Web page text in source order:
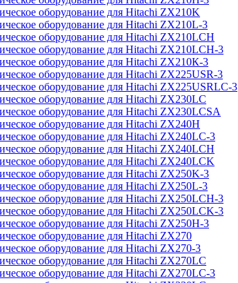
оборудование для Hitachi ZX210K
оборудование для Hitachi ZX210L-3
оборудование для Hitachi ZX210LCH
оборудование для Hitachi ZX210LCH-3
оборудование для Hitachi ZX210К-3
оборудование для Hitachi ZX225USR-3
оборудование для Hitachi ZX225USRLC-3
оборудование для Hitachi ZX230LC
оборудование для Hitachi ZX230LCSA
оборудование для Hitachi ZX240H
оборудование для Hitachi ZX240LC-3
оборудование для Hitachi ZX240LCH
оборудование для Hitachi ZX240LCK
оборудование для Hitachi ZX250K-3
оборудование для Hitachi ZX250L-3
оборудование для Hitachi ZX250LCH-3
оборудование для Hitachi ZX250LCK-3
оборудование для Hitachi ZX250Н-3
оборудование для Hitachi ZX270
оборудование для Hitachi ZX270-3
оборудование для Hitachi ZX270LC
оборудование для Hitachi ZX270LC-3